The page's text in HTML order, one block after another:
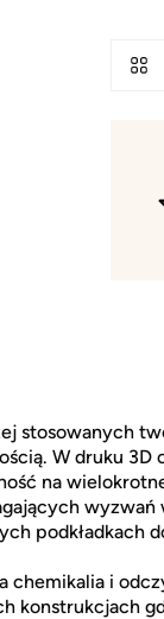
stosowanych
W druku
na
chemikalia i
konstrukcjach